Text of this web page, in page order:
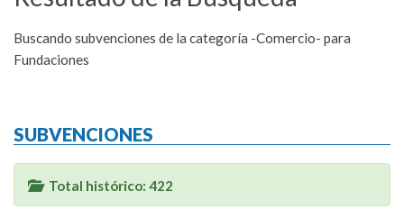
Buscando subvenciones de la categoría -Comercio- para
Fundaciones
SUBVENCIONES
Total histórico: 422